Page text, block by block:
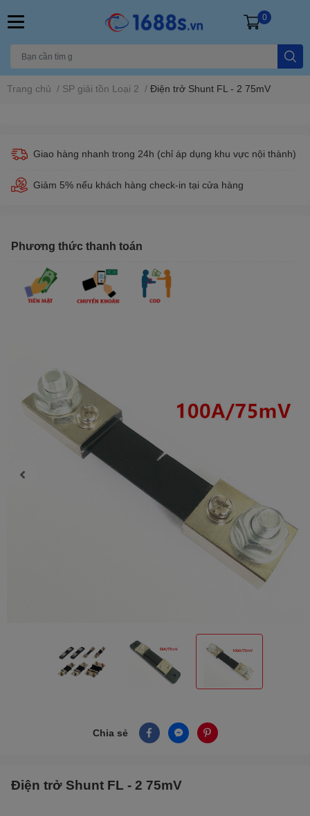
0
Trang chủ / SP giải tồn Loại 2 / Điện trở Shunt FL - 2 75mV
Giao hàng nhanh trong 24h (chỉ áp dụng khu vực nội thành)
Giảm 5% nếu khách hàng check-in tại cửa hàng
Phương thức thanh toán
Chia sẻ
Điện trở Shunt FL - 2 75mV